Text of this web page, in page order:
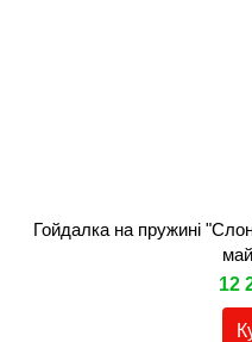
Гойдалка на пружині
12